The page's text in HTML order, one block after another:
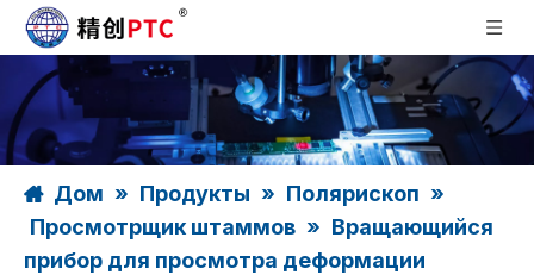
Дом » Продукты » Полярископ »
Просмотрщик штаммов » Вращающийся
прибор для просмотра деформации